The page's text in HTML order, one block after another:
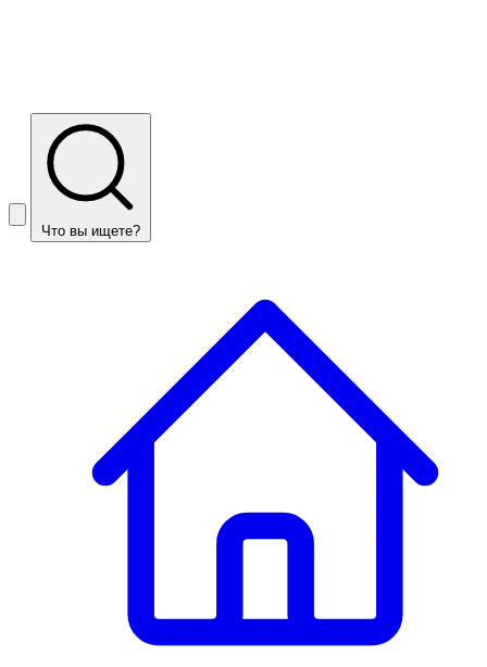
Что вы ищете?